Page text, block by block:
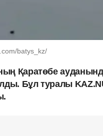
batys_kz/
Қаратөбе
Бұл туралы